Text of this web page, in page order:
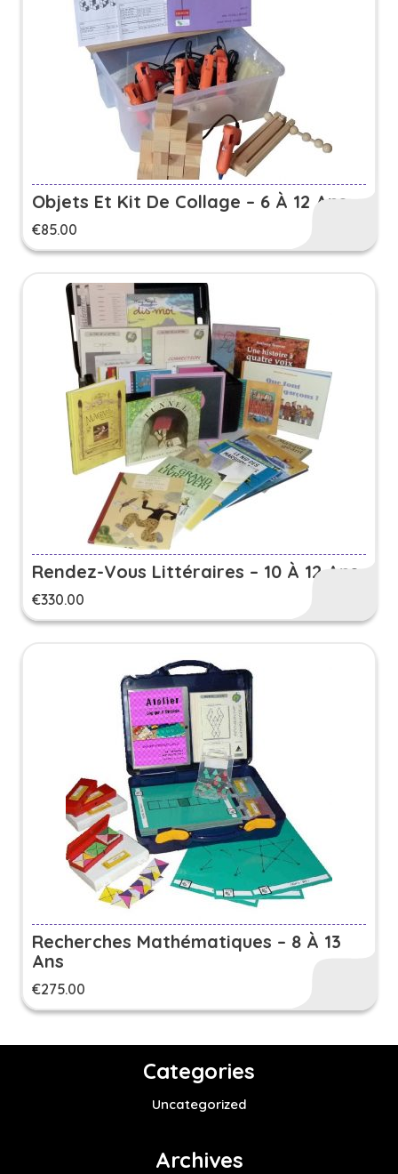
Objets Et Kit De Collage – 6 À 12 Ans
€85.00
Rendez-Vous Littéraires – 10 À 12 Ans
€330.00
Recherches Mathématiques – 8 À 13
Ans
€275.00
Categories
Uncategorized
Archives